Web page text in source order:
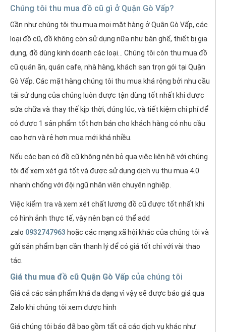
Chúng tôi thu mua đồ cũ gì ở Quận Gò Vấp?
Gần như chúng tôi thu mua mọi mặt hàng ở Quận Gò Vấp, các
loại đồ cũ, đồ không còn sử dụng nữa như bàn ghế, thiết bị gia
dụng, đồ dùng kinh doanh các loại... Chúng tôi còn thu mua đồ
cũ quán ăn, quán cafe, nhà hàng, khách sạn trọn gói tại Quận
Gò Vấp. Các mặt hàng chúng tôi thu mua khá rộng bởi nhu cầu
tái sử dụng của chúng luôn được tận dùng tốt nhất khi được
sửa chữa và thay thế kịp thời, đúng lúc, và tiết kiệm chi phí để
có được 1 sản phẩm tốt hơn bán cho khách hàng có nhu cầu
cao hơn và rẻ hơn mua mới khá nhiều.
Nếu các bạn có đồ cũ không nên bỏ qua việc liên hệ với chúng
tôi để xem xét giá tốt và được sử dụng dịch vụ thu mua 4.0
nhanh chống với đội ngũ nhân viên chuyên nghiệp.
Việc kiểm tra và xem xét chất lương đồ cũ được tốt nhất khi
có hình ảnh thực tế, vậy nên bạn có thể add
zalo 0932747963 hoặc các mạng xã hội khác của chúng tôi và
gửi sản phẩm bạn cần thanh lý để có giá tốt chỉ với vài thao
tác.
Giá thu mua đồ cũ Quận Gò Vấp của chúng tôi
Giá cả các sản phẩm khá đa dạng vì vậy sẽ được báo giá qua
Zalo khi chúng tôi xem được hình
Giá chúng tôi báo đã bao gồm tất cả các dịch vụ khác như